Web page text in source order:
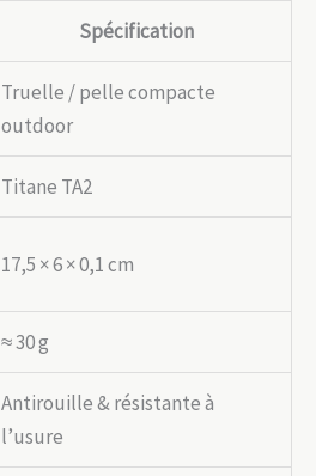
Spécification
Truelle / pelle compacte
outdoor
Titane TA2
17,5 × 6 × 0,1 cm
≈ 30 g
Antirouille & résistante à
l’usure